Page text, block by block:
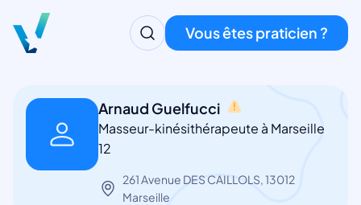
Vous êtes praticien ?
Arnaud Guelfucci
Masseur-kinésithérapeute à Marseille
12
261 Avenue DES CAILLOLS, 13012
Marseille